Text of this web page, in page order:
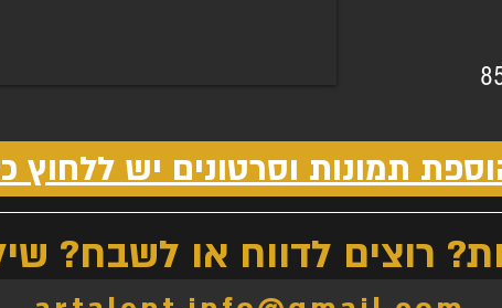
תמונות וסרטונים יש ללחוץ
רוצים לדווח או לשבח?